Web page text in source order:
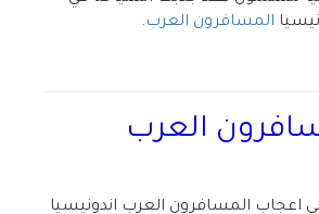
المسافرون العرب.
العرب
اعجاب المسافرون العرب اندونيسيا